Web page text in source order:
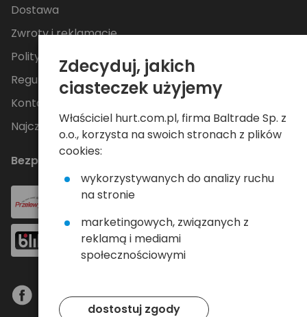
Dostawa
Zwroty i reklamacje
Polityka Prywatności
Regulamin
Kontakt
Najczęściej zadawane pytania
Bezpieczne płatności
Zdecyduj, jakich
ciasteczek użyjemy
Właściciel hurt.com.pl, firma Baltrade Sp. z
o.o., korzysta na swoich stronach z plików
cookies:
wykorzystywanych do analizy ruchu
na stronie
marketingowych, związanych z
reklamą i mediami
społecznościowymi
dostostuj zgody